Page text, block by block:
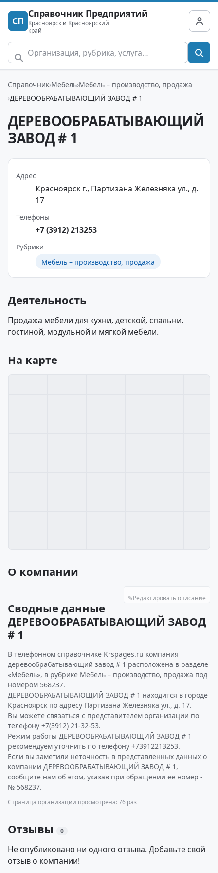
СП
Справочник Предприятий
Красноярск и Красноярский
край
Справочник Мебель Мебель – производство, продажа
ДЕРЕВООБРАБАТЫВАЮЩИЙ ЗАВОД # 1
ДЕРЕВООБРАБАТЫВАЮЩИЙ
ЗАВОД # 1
Адрес
Красноярск г., Партизана Железняка ул., д.
17
Телефоны
+7 (3912) 213253
Рубрики
Мебель – производство, продажа
Деятельность
Продажа мебели для кухни, детской, спальни,
гостиной, модульной и мягкой мебели.
На карте
О компании
✎Редактировать описание
Сводные данные
ДЕРЕВООБРАБАТЫВАЮЩИЙ ЗАВОД
# 1
В телефонном справочнике Krspages.ru компания
деревообрабатывающий завод # 1 расположена в разделе
«Мебель», в рубрике Мебель – производство, продажа под
номером 568237.
ДЕРЕВООБРАБАТЫВАЮЩИЙ ЗАВОД # 1 находится в городе
Красноярск по адресу Партизана Железняка ул., д. 17.
Вы можете связаться с представителем организации по
телефону +7(3912) 21-32-53.
Режим работы ДЕРЕВООБРАБАТЫВАЮЩИЙ ЗАВОД # 1
рекомендуем уточнить по телефону +73912213253.
Если вы заметили неточность в представленных данных о
компании ДЕРЕВООБРАБАТЫВАЮЩИЙ ЗАВОД # 1,
сообщите нам об этом, указав при обращении ее номер -
№ 568237.
Страница организации просмотрена: 76 раз
Отзывы 0
Не опубликовано ни одного отзыва. Добавьте свой
отзыв о компании!